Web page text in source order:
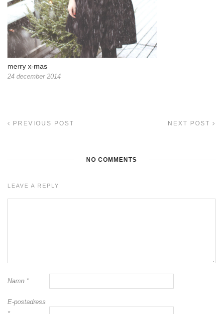
merry x-mas
24 december 2014
PREVIOUS POST NEXT POST
NO COMMENTS
LEAVE A REPLY
Namn *
E-postadress